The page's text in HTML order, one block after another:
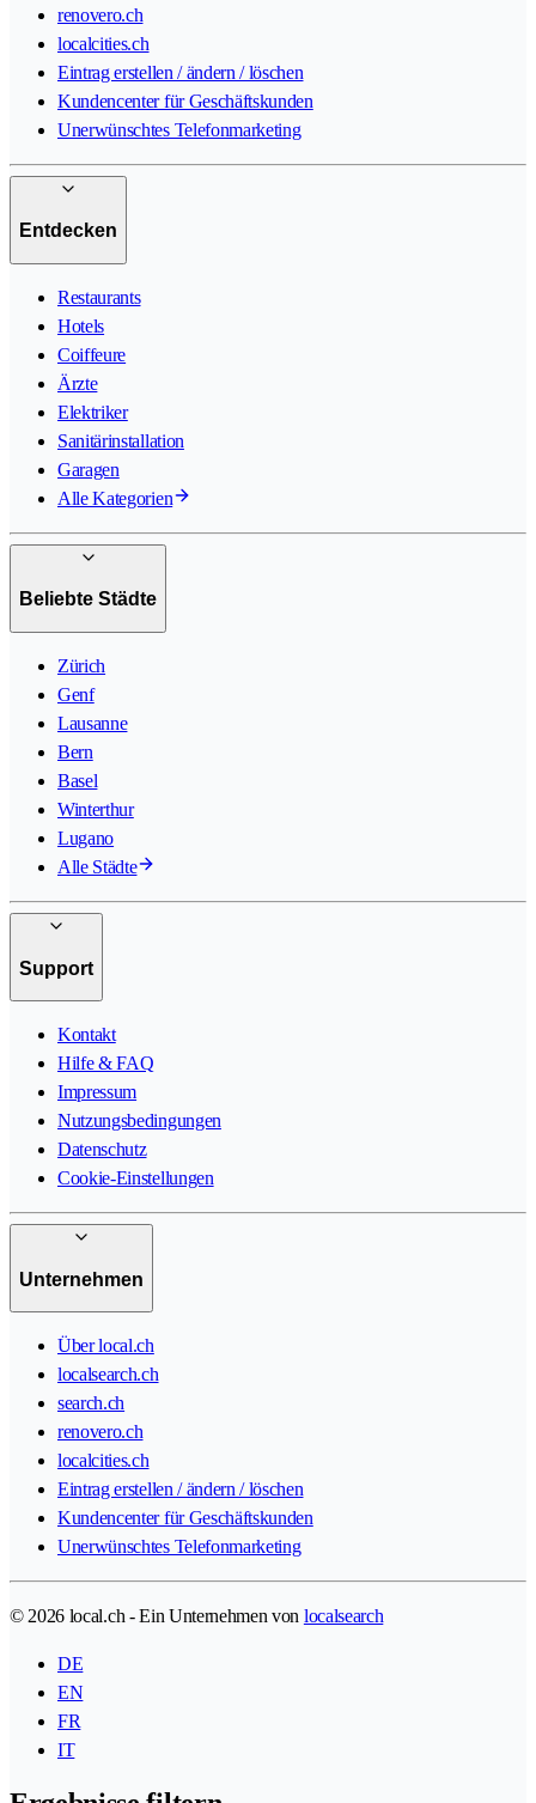
renovero.ch
localcities.ch
Eintrag erstellen / ändern / löschen
Kundencenter für Geschäftskunden
Unerwünschtes Telefonmarketing
Entdecken
Restaurants
Hotels
Coiffeure
Ärzte
Elektriker
Sanitärinstallation
Garagen
Alle Kategorien
Beliebte Städte
Zürich
Genf
Lausanne
Bern
Basel
Winterthur
Lugano
Alle Städte
Support
Kontakt
Hilfe & FAQ
Impressum
Nutzungsbedingungen
Datenschutz
Cookie-Einstellungen
Unternehmen
Über local.ch
localsearch.ch
search.ch
renovero.ch
localcities.ch
Eintrag erstellen / ändern / löschen
Kundencenter für Geschäftskunden
Unerwünschtes Telefonmarketing
© 2026 local.ch - Ein Unternehmen von localsearch
DE
EN
FR
IT